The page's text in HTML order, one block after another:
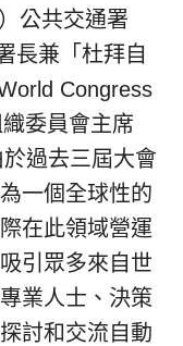
公共交通署
長兼「杜拜自
Congress
委員會主席
過去三屆大會
一個全球性的
在此領域營運
引眾多來自世
業人士、決策
討和交流自動